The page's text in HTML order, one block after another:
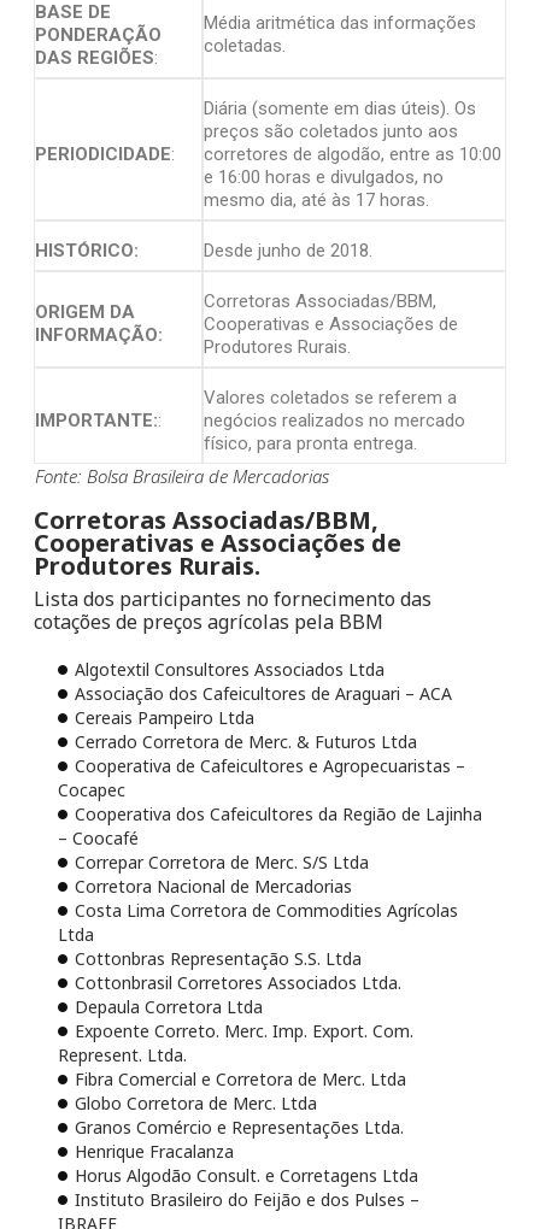
BASE DE
PONDERAÇÃO
DAS REGIÕES:
Média aritmética das informações
coletadas.
PERIODICIDADE:
Diária (somente em dias úteis). Os
preços são coletados junto aos
corretores de algodão, entre as 10:00
e 16:00 horas e divulgados, no
mesmo dia, até às 17 horas.
HISTÓRICO: Desde junho de 2018.
ORIGEM DA
INFORMAÇÃO:
Corretoras Associadas/BBM,
Cooperativas e Associações de
Produtores Rurais.
IMPORTANTE::
Valores coletados se referem a
negócios realizados no mercado
físico, para pronta entrega.
Fonte: Bolsa Brasileira de Mercadorias
Corretoras Associadas/BBM,
Cooperativas e Associações de
Produtores Rurais.
Lista dos participantes no fornecimento das
cotações de preços agrícolas pela BBM
Algotextil Consultores Associados Ltda
Associação dos Cafeicultores de Araguari – ACA
Cereais Pampeiro Ltda
Cerrado Corretora de Merc. & Futuros Ltda
Cooperativa de Cafeicultores e Agropecuaristas –
Cocapec
Cooperativa dos Cafeicultores da Região de Lajinha
– Coocafé
Correpar Corretora de Merc. S/S Ltda
Corretora Nacional de Mercadorias
Costa Lima Corretora de Commodities Agrícolas
Ltda
Cottonbras Representação S.S. Ltda
Cottonbrasil Corretores Associados Ltda.
Depaula Corretora Ltda
Expoente Correto. Merc. Imp. Export. Com.
Represent. Ltda.
Fibra Comercial e Corretora de Merc. Ltda
Globo Corretora de Merc. Ltda
Granos Comércio e Representações Ltda.
Henrique Fracalanza
Horus Algodão Consult. e Corretagens Ltda
Instituto Brasileiro do Feijão e dos Pulses –
IBRAFE